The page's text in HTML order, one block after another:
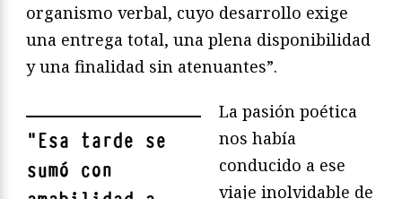
organismo verbal, cuyo desarrollo exige
una entrega total, una plena disponibilidad
y una finalidad sin atenuantes”.
"Esa tarde se
sumó con
La pasión poética
nos había
conducido a ese
viaje inolvidable de